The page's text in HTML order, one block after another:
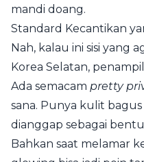
mandi doang.
Standard Kecantikan
Nah, kalau ini sisi yang
Korea Selatan,
Ada semacam pretty
sana. Punya kulit
dianggap sebagai
Bahkan saat melamar